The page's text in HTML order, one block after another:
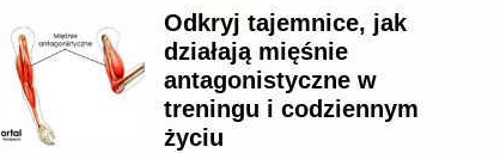
Odkryj tajemnice, jak
działają mięśnie
antagonistyczne w
treningu i codziennym
życiu